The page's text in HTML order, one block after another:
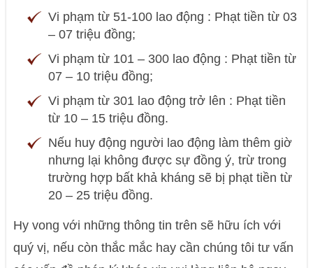
Vi phạm từ 51-100 lao động : Phạt tiền từ 03
– 07 triệu đồng;
Vi phạm từ 101 – 300 lao động : Phạt tiền từ
07 – 10 triệu đồng;
Vi phạm từ 301 lao động trở lên : Phạt tiền
từ 10 – 15 triệu đồng.
Nếu huy động người lao động làm thêm giờ
nhưng lại không được sự đồng ý, trừ trong
trường hợp bất khả kháng sẽ bị phạt tiền từ
20 – 25 triệu đồng.
Hy vong với những thông tin trên sẽ hữu ích với
quý vị, nếu còn thắc mắc hay cần chúng tôi tư vấn